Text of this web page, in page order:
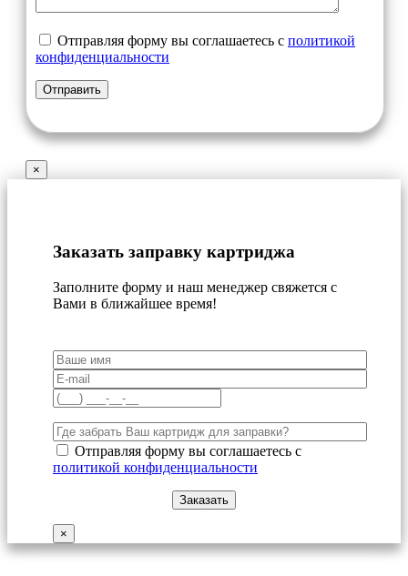
Отправляя форму вы соглашаетесь с политикой
конфиденциальности
×
Заказать заправку картриджа
Заполните форму и наш менеджер свяжется с
Вами в ближайшее время!
Отправляя форму вы соглашаетесь с
политикой конфиденциальности
×